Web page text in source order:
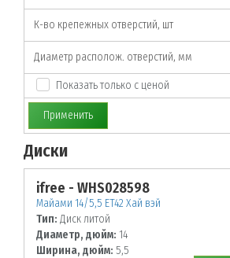
К-во крепежных отверстий, шт
Диаметр располож. отверстий, мм
Показать только с ценой
Применить
Диски
ifree - WHS028598
Майами 14/5,5 ET42 Хай вэй
Тип: Диск литой
Диаметр, дюйм: 14
Ширина, дюйм: 5,5
По заданным параметрам товары не найдены!